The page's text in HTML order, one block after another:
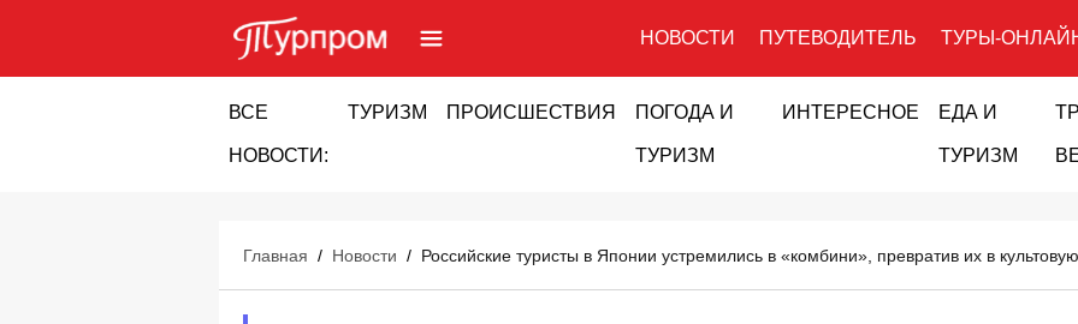
НОВОСТИ ПУТЕВОДИТЕЛЬ ТУРЫ-
ВСЕ
НОВОСТИ:
ТУРИЗМ ПРОИСШЕСТВИЯ ПОГОДА И
ТУРИЗМ
ИНТЕРЕСНОЕ ЕДА И
ТУРИЗМ
Главная / Новости / Российские туристы в Японии устремились в «комбини», превратив их в